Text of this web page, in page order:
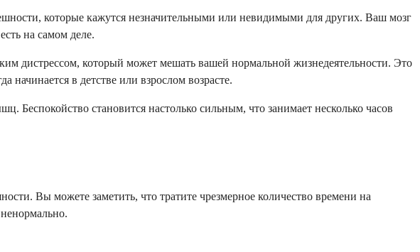
которые кажутся незначительными или невидимыми для других. Ваш мозг
на самом деле.
дистрессом, который может мешать вашей нормальной жизнедеятельности. Это
начинается в детстве или взрослом возрасте.
становится настолько сильным, что занимает несколько часов
Вы можете заметить, что тратите чрезмерное количество времени на